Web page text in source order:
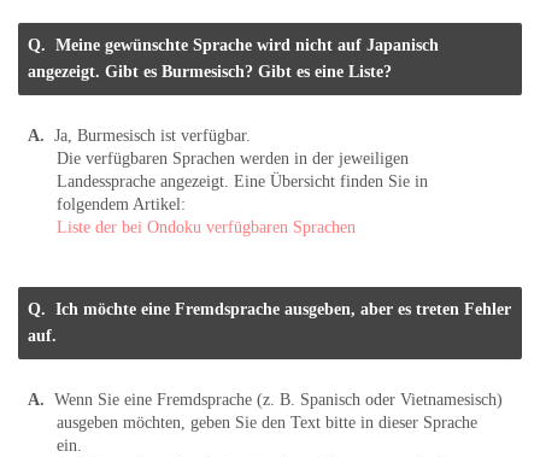
Meine gewünschte Sprache wird nicht auf Japanisch
angezeigt. Gibt es Burmesisch? Gibt es eine Liste?
Ja, Burmesisch ist verfügbar.
Die verfügbaren Sprachen werden in der jeweiligen
Landessprache angezeigt. Eine Übersicht finden Sie in
folgendem Artikel:
Liste der bei Ondoku verfügbaren Sprachen
Ich möchte eine Fremdsprache ausgeben, aber es treten Fehler
auf.
Wenn Sie eine Fremdsprache (z. B. Spanisch oder Vietnamesisch)
ausgeben möchten, geben Sie den Text bitte in dieser Sprache
ein.